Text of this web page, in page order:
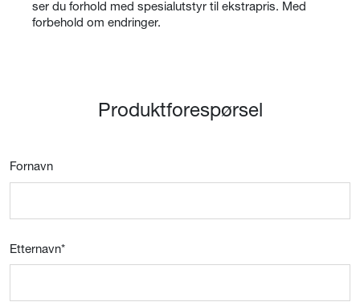
ser du forhold med spesialutstyr til ekstrapris. Med
forbehold om endringer.
Produktforespørsel
Fornavn
Etternavn*